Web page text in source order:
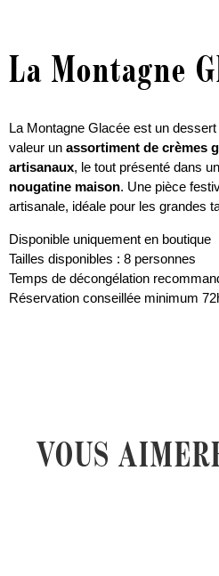
La Montagne
La Montagne Glacée est un
valeur un assortiment de crèmes
artisanaux, le tout présenté dans
nougatine maison. Une pièce
artisanale, idéale pour les grandes
Disponible uniquement en boutique
Tailles disponibles : 8 personnes
Temps de décongélation
Réservation conseillée minimum
VOUS